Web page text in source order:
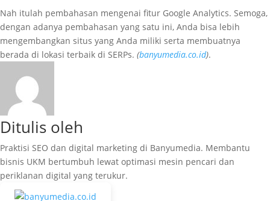
Nah itulah pembahasan mengenai fitur Google Analytics. Semoga,
dengan adanya pembahasan yang satu ini, Anda bisa lebih
mengembangkan situs yang Anda miliki serta membuatnya
berada di lokasi terbaik di SERPs. (banyumedia.co.id).
Ditulis oleh
Praktisi SEO dan digital marketing di Banyumedia. Membantu
bisnis UKM bertumbuh lewat optimasi mesin pencari dan
periklanan digital yang terukur.